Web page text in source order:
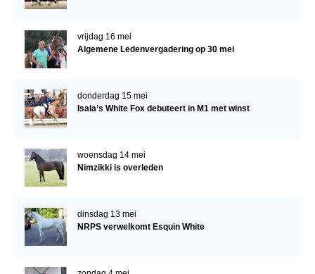
vrijdag 16 mei
Algemene Ledenvergadering op 30 mei
donderdag 15 mei
Isala’s White Fox debuteert in M1 met winst
woensdag 14 mei
Nimzikki is overleden
dinsdag 13 mei
NRPS verwelkomt Esquin White